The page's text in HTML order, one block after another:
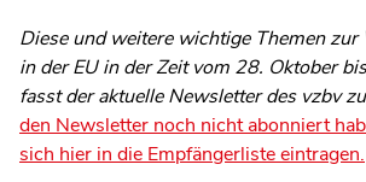
Diese und weitere wichtige Themen
in der EU in der Zeit vom 28. Oktober
fasst der aktuelle Newsletter des vzbv
den Newsletter noch nicht abonniert
sich hier in die Empfängerliste eintragen.